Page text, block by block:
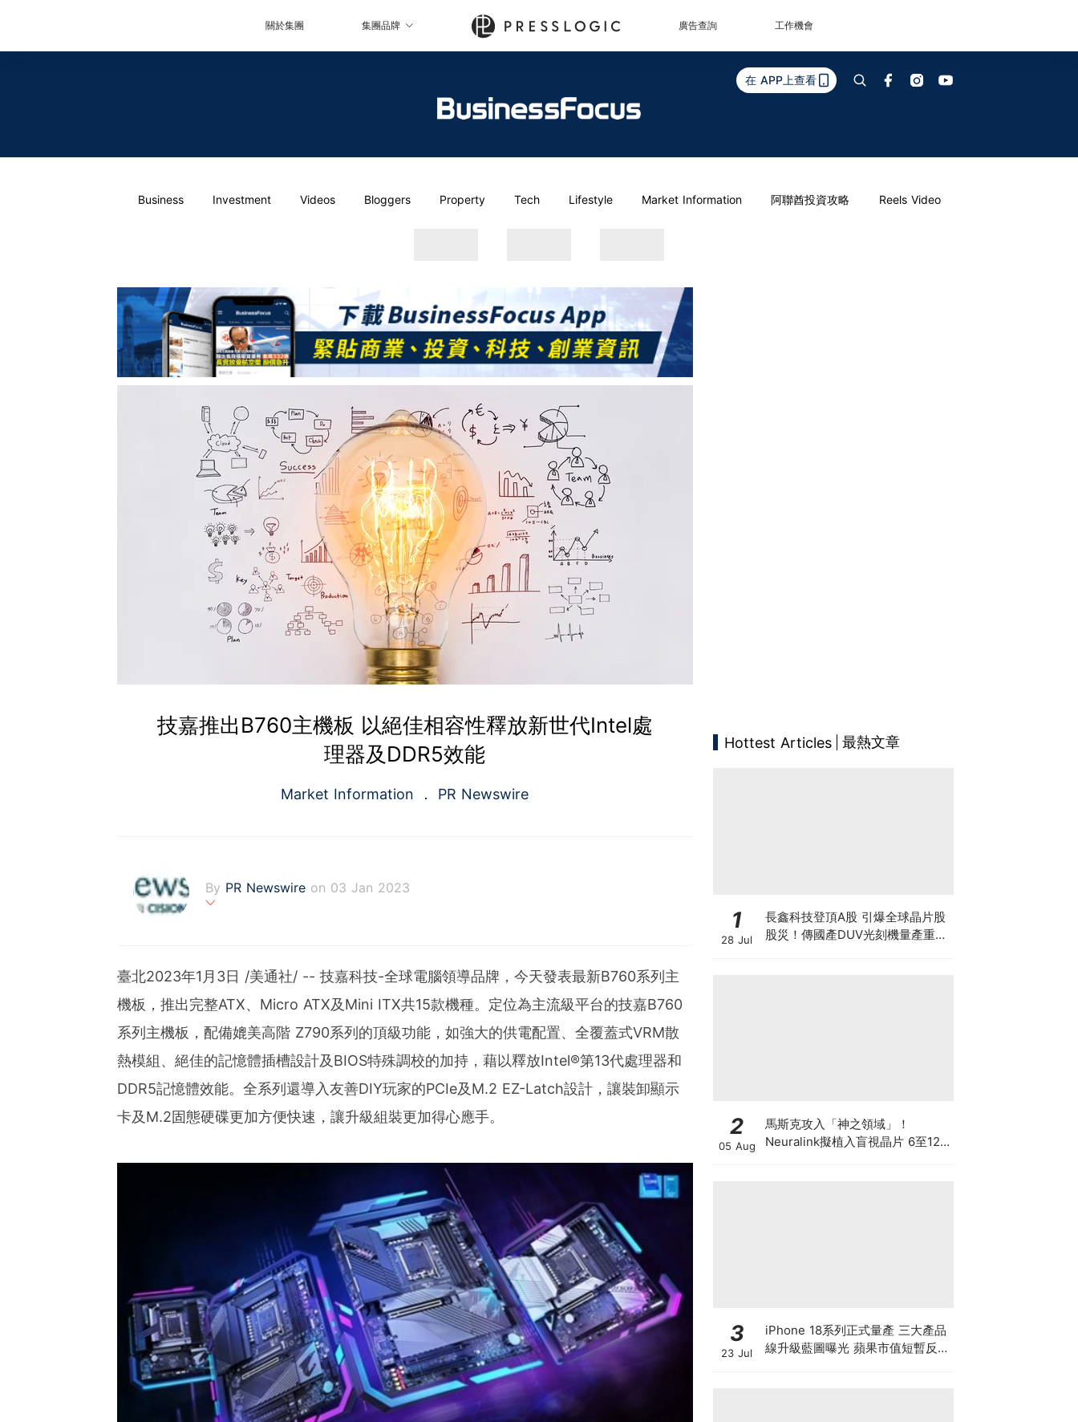
關於集團 集團品牌 廣告查詢 工作機會
在 APP上查看
Business Investment Videos Bloggers Property Tech Lifestyle Market Information 阿聯酋投資攻略 Reels Video
技嘉推出B760主機板 以絕佳相容性釋放新世代Intel處
理器及DDR5效能
Market Information PR Newswire
By PR Newswire on 03 Jan 2023
marketers, corporate communicators and investor relations professionals le
verage to engage key audiences. Having pioneered the commercial news di
stribution industry since 1954, PR Newswire today provides end-to-end solu
t across traditional, digital, mobile and social channels. Combining the worl
d's largest multi-channel content distribution and optimization network with
comprehensive workflow tools and platforms, PR Newswire powers the stor
ies of organizations around the world. PR Newswire serves tens of thousan
ds of clients from offices in the Americas, Europe, Middle East, Africa and
Asia-Pacific regions.
臺北2023年1月3日 /美通社/ -- 技嘉科技-全球電腦領導品牌，今天發表最新B760系列主
機板，推出完整ATX、Micro ATX及Mini ITX共15款機種。定位為主流級平台的技嘉B760
系列主機板，配備媲美高階 Z790系列的頂級功能，如強大的供電配置、全覆蓋式VRM散
熱模組、絕佳的記憶體插槽設計及BIOS特殊調校的加持，藉以釋放Intel®第13代處理器和
DDR5記憶體效能。全系列還導入友善DIY玩家的PCIe及M.2 EZ-Latch設計，讓裝卸顯示
卡及M.2固態硬碟更加方便快速，讓升級組裝更加得心應手。
Hottest Articles 最熱文章
1
28 Jul
長鑫科技登頂A股 引爆全球晶片股
股災！傳國產DUV光刻機量產重創
2
05 Aug
馬斯克攻入「神之領域」！
Neuralink擬植入盲視晶片 6至12
3
23 Jul
iPhone 18系列正式量產 三大產品
線升級藍圖曝光 蘋果市值短暫反超